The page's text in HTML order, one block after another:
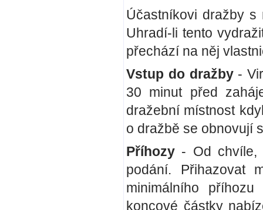
Účastníkovi dražby s
Uhradí-li tento
přechází na něj
Vstup do dražby-
30 minut před
dražební místnost
o dražbě se obnovují
Příhozy - Od chvíle,
podání. Přihazovat
minimálního
koncové částky